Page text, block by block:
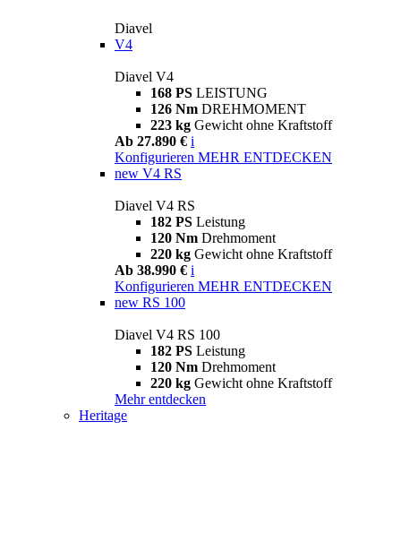
Diavel
V4
Diavel V4
168 PS LEISTUNG
126 Nm DREHMOMENT
223 kg Gewicht ohne Kraftstoff
Ab 27.890 € i
Konfigurieren MEHR ENTDECKEN
new V4 RS
Diavel V4 RS
182 PS Leistung
120 Nm Drehmoment
220 kg Gewicht ohne Kraftstoff
Ab 38.990 € i
Konfigurieren MEHR ENTDECKEN
new RS 100
Diavel V4 RS 100
182 PS Leistung
120 Nm Drehmoment
220 kg Gewicht ohne Kraftstoff
Mehr entdecken
Heritage